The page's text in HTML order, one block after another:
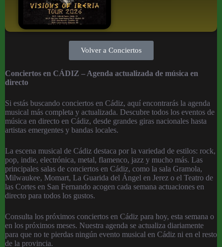
Volver a Conciertos
Conciertos en CÁDIZ – Agenda actualizada de música en
directo
Si estás buscando conciertos en Cádiz, aquí encontrarás la agenda
musical más completa y actualizada. Descubre todos los eventos de
música en directo en Cádiz, desde grandes giras nacionales hasta
artistas emergentes y bandas locales.
La escena musical de Cádiz destaca por la variedad de estilos: rock,
pop, indie, electrónica, metal, flamenco, jazz y mucho más. Las
principales salas de conciertos en Cádiz, como la sala Gramola,
Milwaukee, Momart, La Guarida del Ángel en Jerez o el Teatro de
las Cortes en San Fernando acogen cada semana actuaciones en
directo para todos los gustos.
Consulta los próximos conciertos en Cádiz para hoy, esta semana o
en los próximos meses. Nuestra agenda se actualiza diariamente
para que no te pierdas ningún evento musical en Cádiz ni en el resto
de la provincia.